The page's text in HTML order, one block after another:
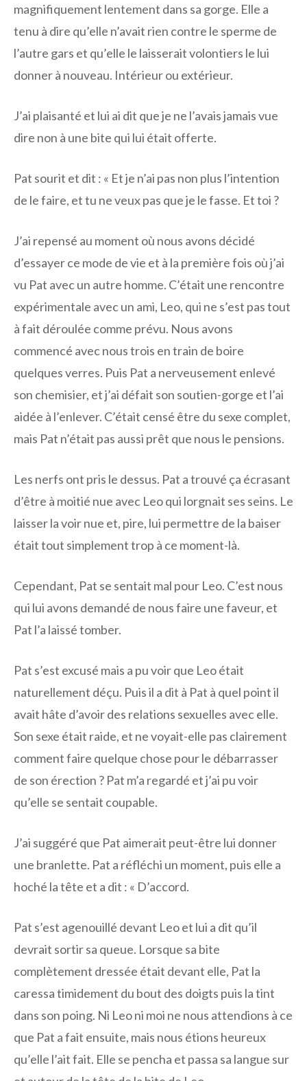
magnifiquement lentement dans sa gorge. Elle a
tenu à dire qu’elle n’avait rien contre le sperme de
l’autre gars et qu’elle le laisserait volontiers le lui
donner à nouveau. Intérieur ou extérieur.
J’ai plaisanté et lui ai dit que je ne l’avais jamais vue
dire non à une bite qui lui était offerte.
Pat sourit et dit : « Et je n’ai pas non plus l’intention
de le faire, et tu ne veux pas que je le fasse. Et toi ?
J’ai repensé au moment où nous avons décidé
d’essayer ce mode de vie et à la première fois où j’ai
vu Pat avec un autre homme. C’était une rencontre
expérimentale avec un ami, Leo, qui ne s’est pas tout
à fait déroulée comme prévu. Nous avons
commencé avec nous trois en train de boire
quelques verres. Puis Pat a nerveusement enlevé
son chemisier, et j’ai défait son soutien-gorge et l’ai
aidée à l’enlever. C’était censé être du sexe complet,
mais Pat n’était pas aussi prêt que nous le pensions.
Les nerfs ont pris le dessus. Pat a trouvé ça écrasant
d’être à moitié nue avec Leo qui lorgnait ses seins. Le
laisser la voir nue et, pire, lui permettre de la baiser
était tout simplement trop à ce moment-là.
Cependant, Pat se sentait mal pour Leo. C’est nous
qui lui avons demandé de nous faire une faveur, et
Pat l’a laissé tomber.
Pat s’est excusé mais a pu voir que Leo était
naturellement déçu. Puis il a dit à Pat à quel point il
avait hâte d’avoir des relations sexuelles avec elle.
Son sexe était raide, et ne voyait-elle pas clairement
comment faire quelque chose pour le débarrasser
de son érection ? Pat m’a regardé et j’ai pu voir
qu’elle se sentait coupable.
J’ai suggéré que Pat aimerait peut-être lui donner
une branlette. Pat a réfléchi un moment, puis elle a
hoché la tête et a dit : « D’accord.
Pat s’est agenouillé devant Leo et lui a dit qu’il
devrait sortir sa queue. Lorsque sa bite
complètement dressée était devant elle, Pat la
caressa timidement du bout des doigts puis la tint
dans son poing. Ni Leo ni moi ne nous attendions à ce
que Pat a fait ensuite, mais nous étions heureux
qu’elle l’ait fait. Elle se pencha et passa sa langue sur